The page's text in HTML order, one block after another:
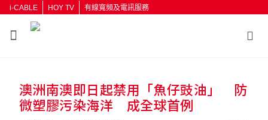
i-CABLE HOY TV 有線寬頻及電訊服務
按輸入鍵開始搜尋
澳洲南澳即日起禁用「魚仔豉油」 防
微塑膠污染海洋 成全球首例